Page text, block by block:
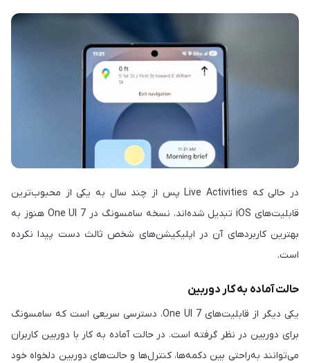
در حالی که Live Activities پس از چند سال به یکی از محبوب‌ترین
قابلیت‌های iOS تبدیل شده‌اند، نسخه سامسونگ در One UI 7 هنوز به
بهترین کاربردهای آن در اپلیکیشن‌های شخص ثالث دست پیدا نکرده
است.
حالت آماده به کار دوربین
یکی دیگر از قابلیت‌های One UI 7، دسترسی سریعی است که سامسونگ
برای دوربین در نظر گرفته است. در حالت آماده به کار با دوربین کاربران
می‌توانند به‌راحتی بین دکمه‌ها، کنترل‌ها و حالت‌های دوربین دلخواه خود